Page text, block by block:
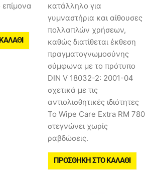
επίμονα
κατάλληλο για
γυμναστήρια και αίθουσες
πολλαπλών χρήσεων,
καθώς διατίθεται έκθεση
πραγματογνωμοσύνης
σύμφωνα με το πρότυπο
DIN V 18032-2: 2001-04
σχετικά με τις
αντιολισθητικές ιδιότητες
Το Wipe Care Extra RM 780
στεγνώνει χωρίς
ραβδώσεις.
ΠΡΟΣΘΉΚΗ ΣΤΟ ΚΑΛΆΘΙ